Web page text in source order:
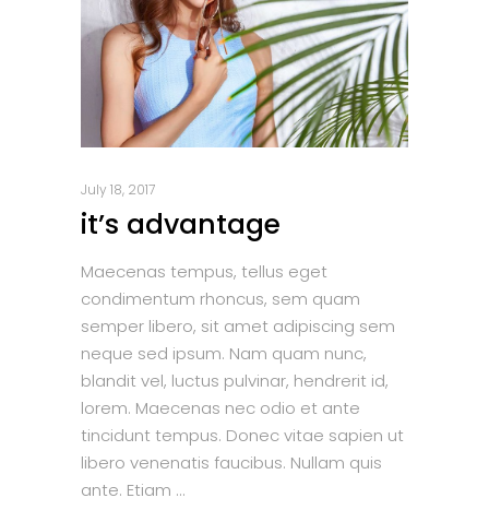
July 18, 2017
it’s advantage
Maecenas tempus, tellus eget
condimentum rhoncus, sem quam
semper libero, sit amet adipiscing sem
neque sed ipsum. Nam quam nunc,
blandit vel, luctus pulvinar, hendrerit id,
lorem. Maecenas nec odio et ante
tincidunt tempus. Donec vitae sapien ut
libero venenatis faucibus. Nullam quis
ante. Etiam